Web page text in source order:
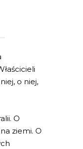
o niej,
O
ziemi. O